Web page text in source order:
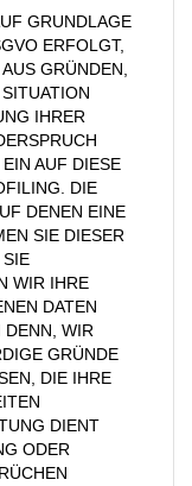
GRUNDLAGE
ERFOLGT,
GRÜNDEN,
IHRER
AUF DIESE
DIE
DENEN EINE
SIE DIESER
SIE
WIR IHRE
DATEN
DENN, WIR
GRÜNDE
DIE IHRE
DIENT
ODER